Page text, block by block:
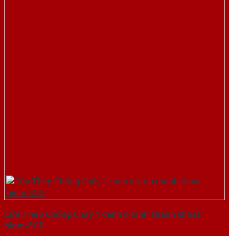
Cửa Thép Chống Cháy 1 canh o kinh thanh thoat
hiem-SGD